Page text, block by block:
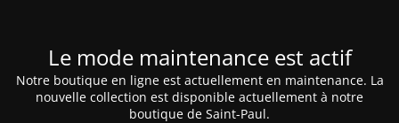
Le mode maintenance est actif
Notre boutique en ligne est actuellement en maintenance. La
nouvelle collection est disponible actuellement à notre
boutique de Saint-Paul.